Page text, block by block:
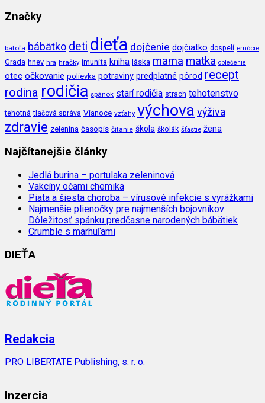
Značky
batoľa bábätko deti dieťa dojčenie dojčiatko dospelí emócie
Grada hnev hra hračky imunita kniha láska mama matka oblečenie
otec očkovanie polievka potraviny predplatné pôrod recept
rodina rodičia spánok starí rodičia strach tehotenstvo
tehotná tlačová správa Vianoce vzťahy výchova výživa
zdravie zelenina časopis čítanie škola školák šťastie žena
Najčítanejšie články
Jedlá burina – portulaka zeleninová
Vakcíny očami chemika
Piata a šiesta choroba – vírusové infekcie s vyrážkami
Najmenšie plienočky pre najmenších bojovníkov:
Dôležitosť spánku predčasne narodených bábätiek
Crumble s marhuľami
DIEŤA
Redakcia
PRO LIBERTATE Publishing, s. r. o.
Inzercia